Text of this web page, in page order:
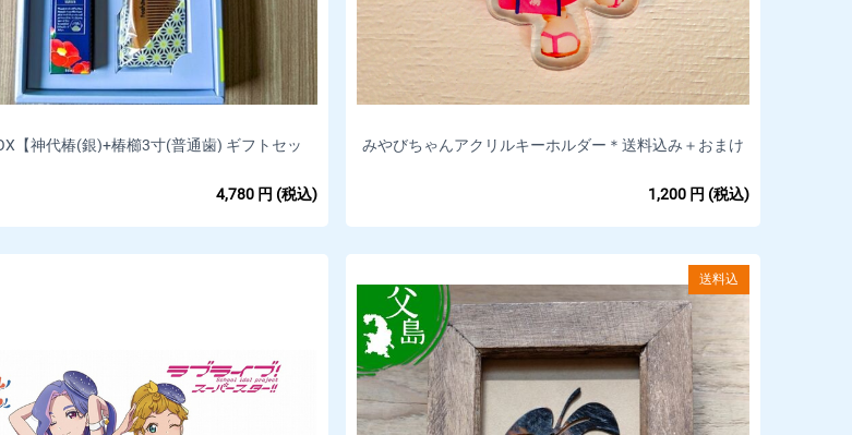
【神代椿(銀)+椿櫛3寸(普通歯) ギフトセッ
4,780 円 (税込)
みやびちゃんアクリルキーホルダー＊送料込み＋おまけ
1,200 円 (税込)
送料込